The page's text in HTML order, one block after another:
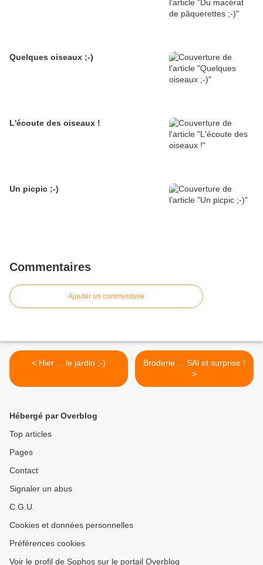
Quelques oiseaux ;-)
L'écoute des oiseaux !
Un picpic ;-)
Commentaires
Ajouter un commentaire
< Hier ... le jardin ;-)
Broderie ... SAl et surprise !
>
Hébergé par Overblog
Top articles
Pages
Contact
Signaler un abus
C.G.U.
Cookies et données personnelles
Préférences cookies
Voir le profil de Sophos sur le portail Overblog